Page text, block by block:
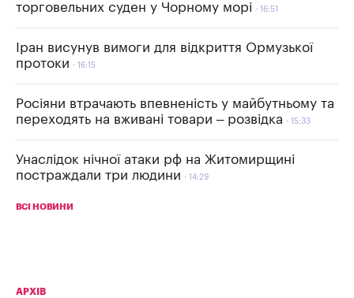
торговельних суден у Чорному морі
16:51
Іран висунув вимоги для відкриття Ормузької
протоки
16:15
Росіяни втрачають впевненість у майбутньому та
переходять на вживані товари – розвідка
15:33
Унаслідок нічної атаки рф на Житомирщині
постраждали три людини
14:29
ВСІ НОВИНИ
АРХІВ